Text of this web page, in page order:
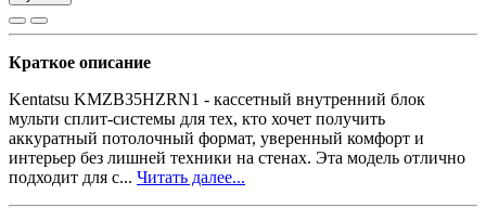
Краткое описание
Kentatsu KMZB35HZRN1 - кассетный внутренний блок
мульти сплит-системы для тех, кто хочет получить
аккуратный потолочный формат, уверенный комфорт и
интерьер без лишней техники на стенах. Эта модель отлично
подходит для с... Читать далее...